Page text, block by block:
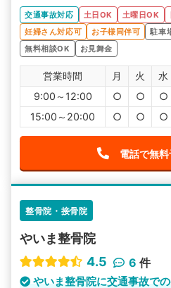
交通事故対応 土日OK 土曜日OK
妊婦さん対応可
お子様同伴可 駐車
無料相談OK
お見舞金
営業時間 月 火 水
9:00～12:00
○ ○ ○
15:00～20:00
○ ○ ○
電話で無
整骨院・接骨院
やいま整骨院
4.5
6 件
やいま整骨院に交通事故で